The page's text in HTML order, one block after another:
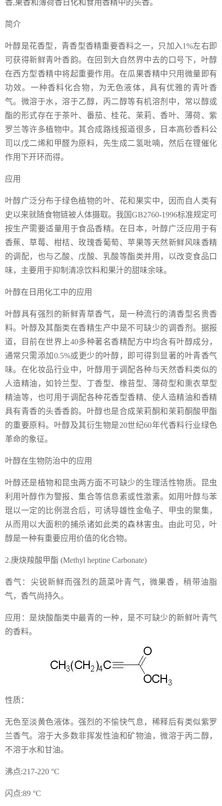
香,果香和薄荷香日化和食用香精中的头香。
简介
叶醇是花香型，青香型香精重要香料之一，只加入1%左右即
可获得新鲜青叶香韵。在回到大自然界中去的口号下，叶醇
在西方型香精中将起重要作用。在瓜果香精中只用微量即有
功效。一种香料化合物，为无色液体，具有优雅的青叶香
气。微溶于水，溶于乙醇，丙二醇等有机溶剂中，常以醇或
酯的形式存在于茶叶、番茄、桂花、茉莉、香叶、薄荷、紫
罗兰等许多植物中。其合成路线报道很多，日本高砂香料公
司以戊二烯和甲醛为原料，先生成二氢吡喃，然后在锂催化
作用下开环而得。
应用
叶醇广泛分布于绿色植物的叶、花和果实中，因而自人类有
史以来就随食物链被人体摄取。我国GB2760-1996标准规定可
按生产需要适量用于食品香精。在日本，叶醇广泛应用于有
香蕉、草莓、柑桔、玫瑰香葡萄、苹果等天然新鲜风味香精
的调配，也与乙酸、戊酸、乳酸等酯类并用，以改变食品口
味，主要用于抑制清凉饮料和果汁的甜味余味。
叶醇在日用化工中的应用
叶醇具有强烈的新鲜青草香气，是一种流行的清香型名贵香
料。叶醇及其酯类在香精生产中是不可缺少的调香剂。据报
道，目前在世界上40多种著名香精配方中均含有叶醇成分，
通常只需添加0.5%或更少的叶醇，即可得到显著的叶青香气
味。在化妆品行业中，叶醇用于调配各种与天然香料类似的
人造精油，如铃兰型、丁香型、橡苔型、薄荷型和熏衣草型
精油等，也可用于调配各种花香型香精、使人造精油和香精
具有青香的头香香韵。叶醇也是合成茉莉酮和茉莉酮酸甲酯
的重要原料。叶醇及其衍生物是20世纪60年代香料行业绿色
革命的象征。
叶醇在生物防治中的应用
叶醇还是植物和昆虫两方面不可缺少的生理活性物质。昆虫
利用叶醇作为警报、集合等信息素或性激素。如用叶醇与苯
琨以一定的比例混合后，可诱导雄性金龟子、甲虫的聚集，
从而用以大面积的捕杀诸如此类的森林害虫。由此可见，叶
醇是一种有重要应用价值的化合物。
2.庚炔羧酸甲酯 (Methyl heptine Carbonate)
香气：尖锐新鲜而强烈的蔬菜叶青气，微果香，稍带油脂
气，香气尚持久。
应用：是炔酸酯类中最青的一种，是不可缺少的新鲜叶青气
的香料。
性质：
无色至淡黄色液体。强烈的不愉快气息，稀释后有类似紫罗
兰香气。溶于大多数非挥发性油和矿物油，微溶于丙二醇，
不溶于水和甘油。
沸点:217-220 °C
闪点:89 °C